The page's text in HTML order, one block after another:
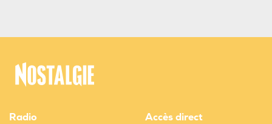
Radio Accès direct